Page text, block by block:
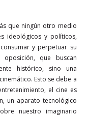
que ningún otro medio
ideológicos y políticos,
y perpetuar su
que buscan
histórico, sino una
Esto se debe a
el cine es
un aparato tecnológico
nuestro imaginario